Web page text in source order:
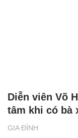
GIA ĐÌNH
Diễn viên Võ
tâm khi có bà